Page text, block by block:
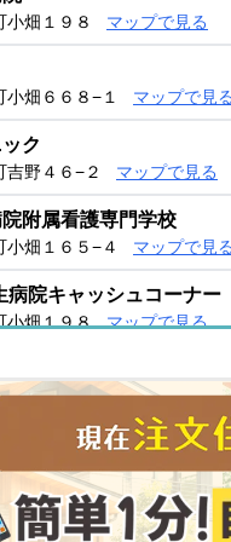
小畑１９８ マップで見る
畑６６８−１ マップで見
ク
吉野４６−２ マップで見る
附属看護専門学校
小畑１６５−４ マップで見
院キャッシュコーナー
小畑１９８ マップで見る
動木８０ マップで見る
用駐車場
小畑２３４ マップで見る